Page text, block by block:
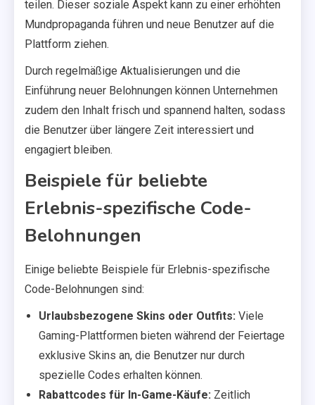
teilen. Dieser soziale Aspekt kann zu einer erhöhten
Mundpropaganda führen und neue Benutzer auf die
Plattform ziehen.
Durch regelmäßige Aktualisierungen und die
Einführung neuer Belohnungen können Unternehmen
zudem den Inhalt frisch und spannend halten, sodass
die Benutzer über längere Zeit interessiert und
engagiert bleiben.
Beispiele für beliebte
Erlebnis-spezifische Code-
Belohnungen
Einige beliebte Beispiele für Erlebnis-spezifische
Code-Belohnungen sind:
Urlaubsbezogene Skins oder Outfits: Viele
Gaming-Plattformen bieten während der Feiertage
exklusive Skins an, die Benutzer nur durch
spezielle Codes erhalten können.
Rabattcodes für In-Game-Käufe: Zeitlich